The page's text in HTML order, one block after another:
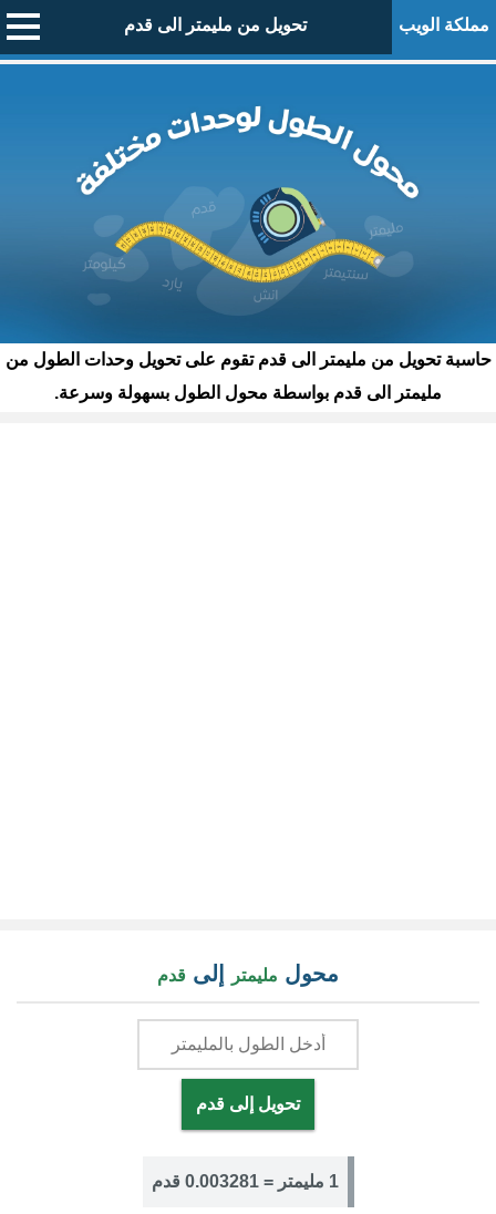
مملكة الويب تحويل من مليمتر الى قدم
حاسبة تحويل من مليمتر الى قدم تقوم على تحويل وحدات الطول من
مليمتر الى قدم بواسطة محول الطول بسهولة وسرعة.
محول مليمتر إلى قدم
تحويل إلى قدم
1 مليمتر = 0.003281 قدم